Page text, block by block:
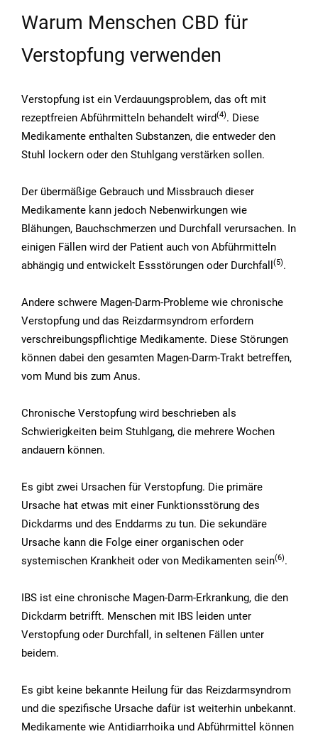
Warum Menschen CBD für
Verstopfung verwenden
Verstopfung ist ein Verdauungsproblem, das oft mit
rezeptfreien Abführmitteln behandelt wird(4). Diese
Medikamente enthalten Substanzen, die entweder den
Stuhl lockern oder den Stuhlgang verstärken sollen.
Der übermäßige Gebrauch und Missbrauch dieser
Medikamente kann jedoch Nebenwirkungen wie
Blähungen, Bauchschmerzen und Durchfall verursachen. In
einigen Fällen wird der Patient auch von Abführmitteln
abhängig und entwickelt Essstörungen oder Durchfall
(5).
Andere schwere Magen-Darm-Probleme wie chronische
Verstopfung und das Reizdarmsyndrom erfordern
verschreibungspflichtige Medikamente. Diese Störungen
können dabei den gesamten Magen-Darm-Trakt betreffen,
vom Mund bis zum Anus.
Chronische Verstopfung wird beschrieben als
Schwierigkeiten beim Stuhlgang, die mehrere Wochen
andauern können.
Es gibt zwei Ursachen für Verstopfung. Die primäre
Ursache hat etwas mit einer Funktionsstörung des
Dickdarms und des Enddarms zu tun. Die sekundäre
Ursache kann die Folge einer organischen oder
systemischen Krankheit oder von Medikamenten sein(6).
IBS ist eine chronische Magen-Darm-Erkrankung, die den
Dickdarm betrifft. Menschen mit IBS leiden unter
Verstopfung oder Durchfall, in seltenen Fällen unter
beidem.
Es gibt keine bekannte Heilung für das Reizdarmsyndrom
und die spezifische Ursache dafür ist weiterhin unbekannt.
Medikamente wie Antidiarrhoika und Abführmittel können